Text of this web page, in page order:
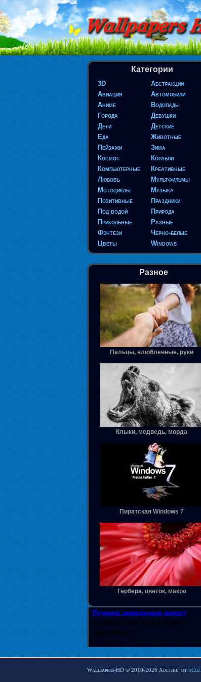
Категории
3D
Абстракции
Авиация
Автомобили
Аниме
Водопады
Города
Девушки
Дети
Детские
Еда
Животные
Пейзажи
Зима
Космос
Корабли
Компьютерные
Креативные
Любовь
Мультфильмы
Мотоциклы
Музыка
Позитивные
Праздники
Под водой
Природа
Прикольные
Разные
Фэнтези
Черно-белые
Цветы
Windows
Разное
Пальцы, влюбленные, руки
Клыки, медведь, морда
Пиратская Windows 7
Гербера, цветок, макро
Лучшие земельные юрист
лучшие земельные юрист
gppart66.ru
123123123
Wallpapers-HD © 2010-2026 Хостинг от uCoz